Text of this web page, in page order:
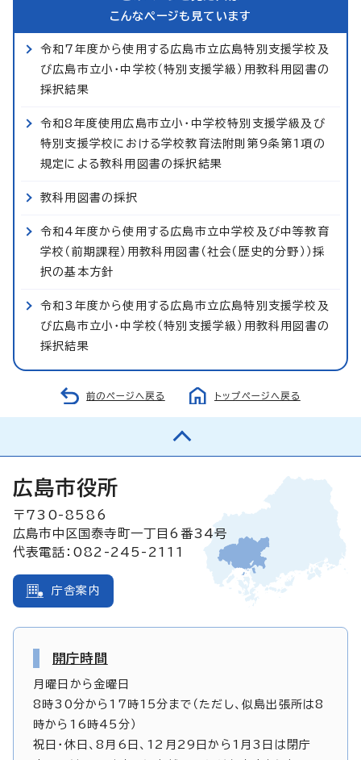
こんなページも見ています
令和7年度から使用する広島市立広島特別支援学校及
び広島市立小・中学校（特別支援学級）用教科用図書の
採択結果
令和8年度使用広島市立小・中学校特別支援学級及び
特別支援学校における学校教育法附則第9条第1項の
規定による教科用図書の採択結果
教科用図書の採択
令和4年度から使用する広島市立中学校及び中等教育
学校（前期課程）用教科用図書（社会（歴史的分野））採
択の基本方針
令和3年度から使用する広島市立広島特別支援学校及
び広島市立小・中学校（特別支援学級）用教科用図書の
採択結果
前のページへ戻る トップページへ戻る
広島市役所
〒730-8586
広島市中区国泰寺町一丁目6番34号
代表電話：082-245-2111
庁舎案内
開庁時間
月曜日から金曜日
8時30分から17時15分まで（ただし、似島出張所は8
時から16時45分）
祝日・休日、8月6日、12月29日から1月3日は閉庁